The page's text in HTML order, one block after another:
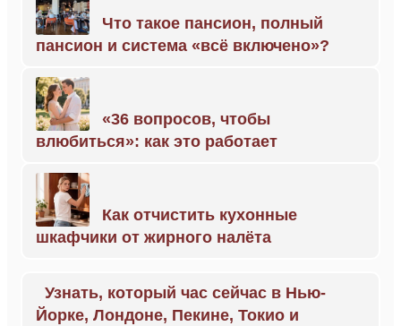
Что такое пансион, полный
пансион и система «всё включено»?
«36 вопросов, чтобы
влюбиться»: как это работает
Как отчистить кухонные
шкафчики от жирного налёта
Узнать, который час сейчас в Нью-
Йорке, Лондоне, Пекине, Токио и